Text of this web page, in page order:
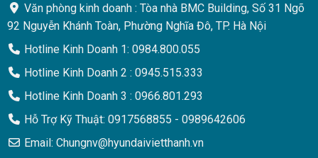
Văn phòng kinh doanh : Tòa nhà BMC Building, Số 31 Ngõ
92 Nguyễn Khánh Toàn, Phường Nghĩa Đô, TP. Hà Nội
Hotline Kinh Doanh 1: 0984.800.055
Hotline Kinh Doanh 2 : 0945.515.333
Hotline Kinh Doanh 3 : 0966.801.293
Hỗ Trợ Kỹ Thuật: 0917568855 - 0989642606
Email: Chungnv@hyundaivietthanh.vn